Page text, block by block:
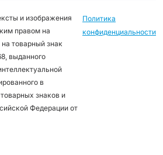
и изображения
правом на
товарный знак
выданного
в
знаков и
Федерации от
Политика
конфиденциальности